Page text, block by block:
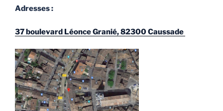
Adresses :
37 boulevard Léonce Granié, 82300 Caussade